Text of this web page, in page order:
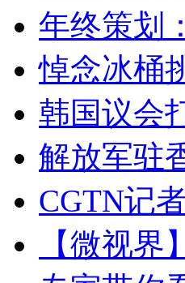
年终策划
悼念冰桶
韩国议会
解放军驻
CGTN记
【微视